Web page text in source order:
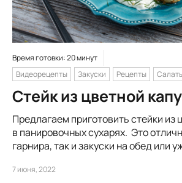
Время готовки: 20 минут
Видеорецепты
Закуски Рецепты
Стейк из цветной
Предлагаем приготовить стейки из
в панировочных сухарях. Это
гарнира, так и закуски на обед или
7 июня, 2022